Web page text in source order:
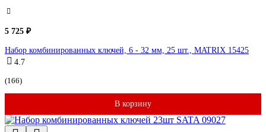
5 725 ₽
Набор комбинированных ключей, 6 - 32 мм, 25 шт., MATRIX 15425
4.7
(166)
В корзину